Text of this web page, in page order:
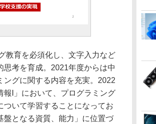
教育を必須化し、文字入力など
考を育成。2021年度からは中
グに関する内容を充実。2022
I」において、プログラミング
いて学習することになってお
盤となる資質、能力」に位置づ